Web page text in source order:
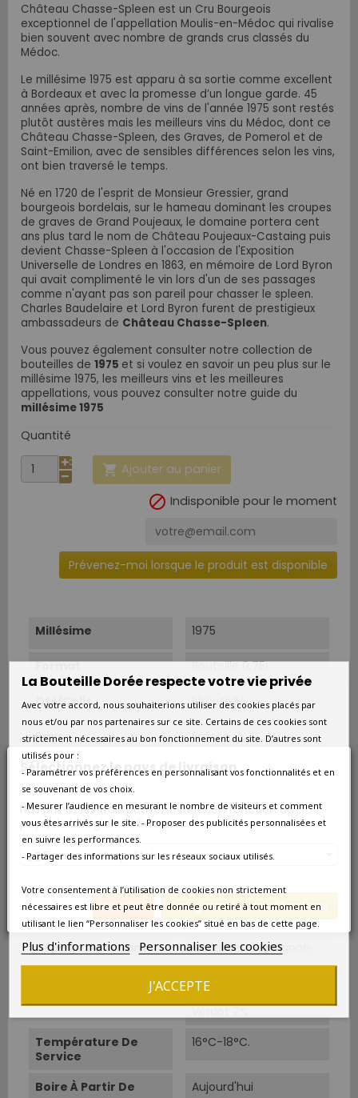
Sélectionnez le pays de livraison
Nos prix et les frais peuvent varier en fonction du
pays/de la région de livraison.
France métropolitaine
Annuler Enregistrer les modifications
Château Chasse-Spleen est un Cru Bourgeois
exceptionnel de l'appellation Moulis-en-Médoc qui rivalise
bien souvent avec nombre de grands crus classés du
Médoc.
Le millésime 1975 est apparu à sa sortie comme excellent
à Bordeaux et avec la promesse d’un longue garde. 45
années après, nombre de vins de l'année 1975 sont restés
plutôt austères mais les meilleurs vins du Médoc, dont ce
Château Chasse-Spleen, des Graves, de Pomerol et de
Saint-Emilion, avec de sensibles différences selon les vins,
ont bien traversé le temps.
Né en 1720 de l'esprit de Monsieur Gressier, grand
bourgeois bordelais, sur le hameau dominant les croupes
de graves de Grand Poujeaux, le domaine portera cent
ans plus tard le nom de Château Poujeaux-Castaing puis
devient Chasse-Spleen à l'occasion de l'Exposition
Universelle de Londres en 1863, en mémoire de Lord Byron
qui avait complimenté le vin lors d'un de ses passages
comme n'ayant pas son pareil pour chasser le spleen.
Charles Baudelaire et Lord Byron furent de prestigieux
ambassadeurs de Château Chasse-Spleen.
Vous pouvez également consulter notre collection de
bouteilles de 1975 et si voulez en savoir un peu plus sur le
millésime 1975, les meilleurs vins et les meilleures
appellations, vous pouvez consulter notre guide du
millésime 1975
Quantité
 Ajouter au panier
 Indisponible pour le moment
Prévenez-moi lorsque le produit est disponible
Millésime 1975
Format Bouteille 0.75L
Qté/Colis 1 bouteille
Pays France
Région Bordeaux
Appellation Moulis-en-Médoc
Couleur
Classement Cru Bourgeois
Cépage Dominant Cabernet-Sauvignon
Cabernet-Sauvignon
Température De
Service
16°C-18°C.
Boire À Partir De Aujourd'hui
La Bouteille Dorée respecte votre vie privée
Avec votre accord, nous souhaiterions utiliser des cookies placés par
nous et/ou par nos partenaires sur ce site. Certains de ces cookies sont
strictement nécessaires au bon fonctionnement du site. D’autres sont
utilisés pour :
- Paramétrer vos préférences en personnalisant vos fonctionnalités et en
se souvenant de vos choix.
- Mesurer l’audience en mesurant le nombre de visiteurs et comment
vous êtes arrivés sur le site. - Proposer des publicités personnalisées et
en suivre les performances.
- Partager des informations sur les réseaux sociaux utilisés.
Votre consentement à l’utilisation de cookies non strictement
nécessaires est libre et peut être donnée ou retiré à tout moment en
utilisant le lien “Personnaliser les cookies” situé en bas de cette page.
Plus d'informations Personnaliser les cookies
J'ACCEPTE